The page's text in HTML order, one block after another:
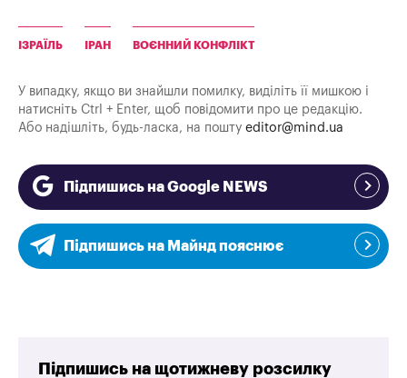
ІЗРАЇЛЬ ІРАН ВОЄННИЙ КОНФЛІКТ
У випадку, якщо ви знайшли помилку, виділіть її мишкою і
натисніть Ctrl + Enter, щоб повідомити про це редакцію.
Або надішліть, будь-ласка, на пошту editor@mind.ua
Підпишись на Google NEWS
Підпишись на Майнд пояснює
Підпишись на щотижневу розсилку